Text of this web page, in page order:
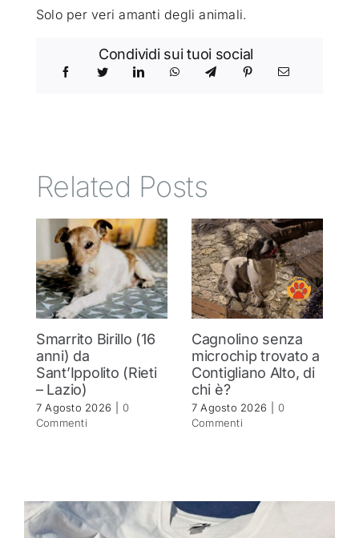
Solo per veri amanti degli animali.
Condividi sui tuoi social
Related Posts
Smarrito Birillo (16
anni) da
Sant’Ippolito (Rieti
– Lazio)
7 Agosto 2026
0
Commenti
Cagnolino senza
microchip trovato a
Contigliano Alto, di
chi è?
7 Agosto 2026
0
Commenti